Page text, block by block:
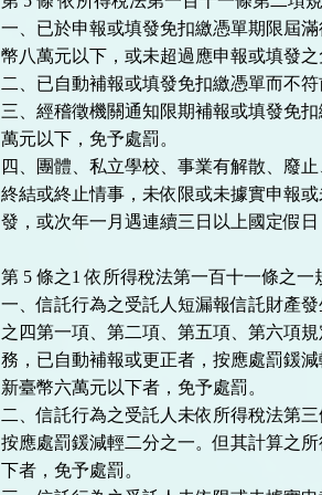
一、已於申報或填發免扣繳憑單期限屆
幣八萬元以下，或未超過應申報或填發
二、已自動補報或填發免扣繳憑單而不
三、經稽徵機關通知限期補報或填發免
萬元以下，免予處罰。
四、團體、私立學校、事業有解散、廢
終結或終止情事，未依限或未據實申報
發，或次年一月遇連續三日以上國定假
第 5 條之1 依所得稅法第一百十一條之
一、信託行為之受託人短漏報信託財產
之四第一項、第二項、第五項、第六項
務，已自動補報或更正者，按應處罰鍰
新臺幣六萬元以下者，免予處罰。
二、信託行為之受託人未依所得稅法第
按應處罰鍰減輕二分之一。但其計算之
下者，免予處罰。